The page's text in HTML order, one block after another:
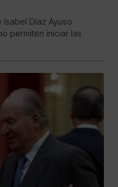
Díaz Ayuso
permiten iniciar las